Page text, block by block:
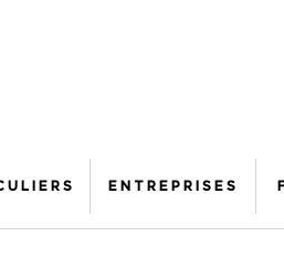
ENTREPRISES